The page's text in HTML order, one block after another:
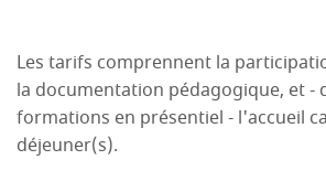
Les tarifs comprennent la
la documentation pédagogique, et -
formations en présentiel - l'accueil
déjeuner(s).